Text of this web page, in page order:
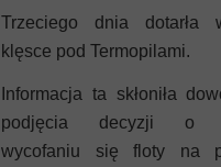
Trzeciego dnia dotarła
klęsce pod Termopilami.
Informacja ta skłoniła
podjęcia decyzji o
wycofaniu się floty na